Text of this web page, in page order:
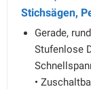
Stichsägen,
Gerade,
Stufenlose
•